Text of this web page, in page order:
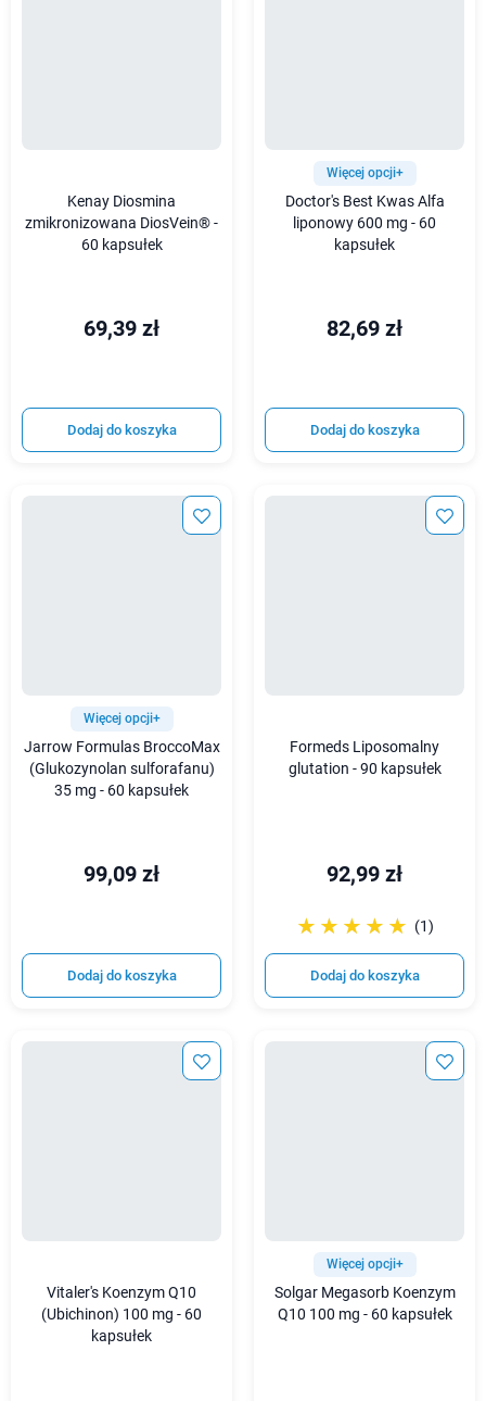
Kenay Diosmina
zmikronizowana DiosVein® -
60 kapsułek
69,39 zł
Dodaj do koszyka
Więcej opcji+
Doctor's Best Kwas Alfa
liponowy 600 mg - 60
kapsułek
82,69 zł
Dodaj do koszyka
Więcej opcji+
Jarrow Formulas BroccoMax
(Glukozynolan sulforafanu)
35 mg - 60 kapsułek
99,09 zł
Dodaj do koszyka
Formeds Liposomalny
glutation - 90 kapsułek
92,99 zł
☆☆☆☆☆
★★★★★ (1)
Dodaj do koszyka
Vitaler's Koenzym Q10
(Ubichinon) 100 mg - 60
kapsułek
Więcej opcji+
Solgar Megasorb Koenzym
Q10 100 mg - 60 kapsułek